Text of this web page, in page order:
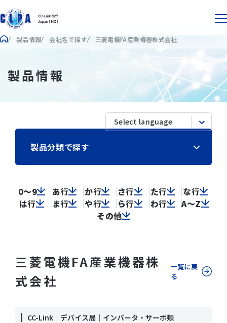
製品情報 会社名で探す 三菱電機FA産業機器株式会社
製品情報
製品分類で探す
0～9 あ行 か行 さ行 た行 な行
は行 ま行 や行 ら行 わ行
A～Z
その他
三菱電機FA産業機器株
式会社
一覧に戻
る
CC-Link｜デバイス局｜インバータ・サーボ類